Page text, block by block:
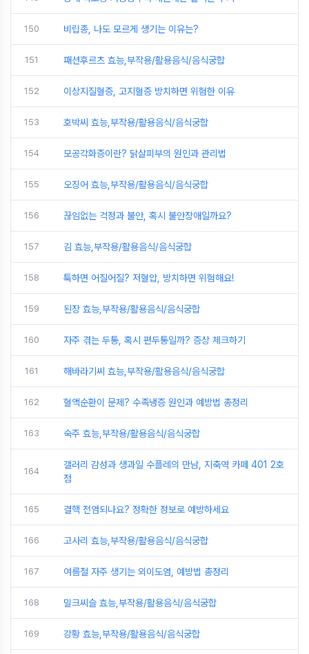
150 비립종, 나도 모르게 생기는 이유는?
151 패션후르츠 효능,부작용/활용음식/음식궁합
152 이상지질혈증, 고지혈증 방치하면 위험한 이유
153 호박씨 효능,부작용/활용음식/음식궁합
154 모공각화증이란? 닭살피부의 원인과 관리법
155 오징어 효능,부작용/활용음식/음식궁합
156 끊임없는 걱정과 불안, 혹시 불안장애일까요?
157 김 효능,부작용/활용음식/음식궁합
158 툭하면 어질어질? 저혈압, 방치하면 위험해요!
159 된장 효능,부작용/활용음식/음식궁합
160 자주 겪는 두통, 혹시 편두통일까? 증상 체크하기
161 해바라기씨 효능,부작용/활용음식/음식궁합
162 혈액순환이 문제? 수족냉증 원인과 예방법 총정리
163 숙주 효능,부작용/활용음식/음식궁합
164
갤러리 감성과 생과일 수플레의 만남, 지축역 카페 401 2호
점
165 결핵 전염되나요? 정확한 정보로 예방하세요
166 고사리 효능,부작용/활용음식/음식궁합
167 여름철 자주 생기는 외이도염, 예방법 총정리
168 밀크씨슬 효능,부작용/활용음식/음식궁합
169 강황 효능,부작용/활용음식/음식궁합